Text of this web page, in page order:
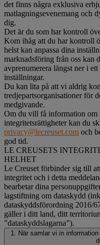
det finns några exklusiva
matlagningsevenemang och
dig.
Det är du som har kontroll
Kom ihåg att du har kontroll
helst kan anpassa dina
marknadsföring från oss kan
avprenumerera längst ner i
inställningar.
Du kan lita på att vi aldrig
tredjepartsorganisationer för
medgivande.
Om du vill få information om
integritetsrättigheter kan du
privacy@lecreuset.com och
god tid.
LE CREUSETS
HELHET
Le Creuset förbinder sig till
integritet och i detta
bearbetar dina
lagstiftning om dataskydd
dataskyddsförordning 2016/
gäller i ditt land, ditt
”dataskyddslagarna”).
1. När samlar vi in